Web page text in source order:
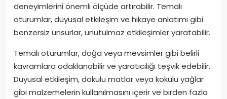
deneyimlerini önemli ölçüde artırabilir. Temalı
oturumlar, duyusal etkileşim ve hikaye anlatımı gibi
benzersiz unsurlar, unutulmaz etkileşimler yaratabilir.
Temalı oturumlar, doğa veya mevsimler gibi belirli
kavramlara odaklanabilir ve yaratıcılığı teşvik edebilir.
Duyusal etkileşim, dokulu matlar veya kokulu yağlar
gibi malzemelerin kullanılmasını içerir ve birden fazla